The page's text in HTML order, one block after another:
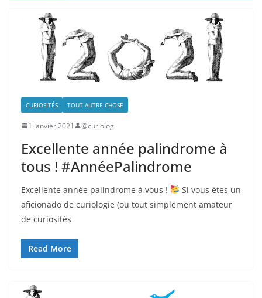
CURIOSITÉS TOUT AUTRE CHOSE
1 janvier 2021 @curiolog
Excellente année palindrome à
tous ! #AnnéePalindrome
Excellente année palindrome à vous !
Si vous êtes un
aficionado de curiologie (ou tout simplement amateur
de curiosités
Read More